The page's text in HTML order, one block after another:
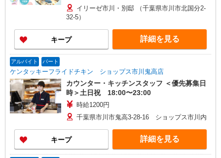
により時給を見直します。 ※アルバイト賞与（寸
志）：あり 年2回。勤続年数により金額UP。
イリーゼ市川・別邸 （千葉県市川市北国分2-
32-5）
キープ 詳細を見る
アルバイト パート
ケンタッキーフライドチキン ショップス市川鬼高店
カウンター・キッチンスタッフ ＜優先募集日
時＞土日祝 18:00〜23:00
時給1200円
千葉県市川市鬼高3-28-16 ショップス市川内
キープ 詳細を見る